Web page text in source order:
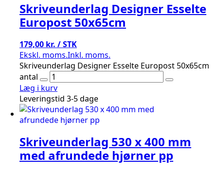
Skriveunderlag Designer Esselte
Europost 50x65cm
179,00 kr. / STK
Ekskl. moms.Inkl. moms.
Skriveunderlag Designer Esselte Europost 50x65cm
antal
Læg i kurv
Leveringstid 3-5 dage
Skriveunderlag 530 x 400 mm
med afrundede hjørner pp